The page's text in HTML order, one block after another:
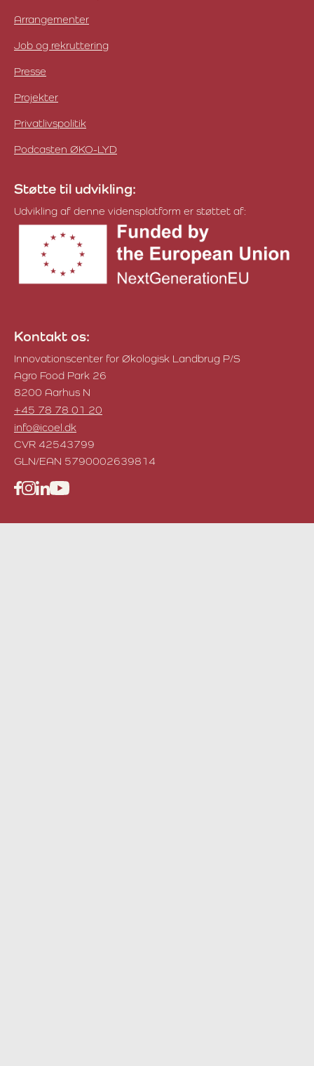
Arrangementer
Job og rekruttering
Presse
Projekter
Privatlivspolitik
Podcasten ØKO-LYD
Støtte til udvikling:
Udvikling af denne vidensplatform er støttet af:
Kontakt os:
Innovationscenter for Økologisk Landbrug P/S
Agro Food Park 26
8200 Aarhus N
+45 78 78 01 20
info@icoel.dk
CVR 42543799
GLN/EAN 5790002639814
Facebook
Instagram
LinkedInYouTube